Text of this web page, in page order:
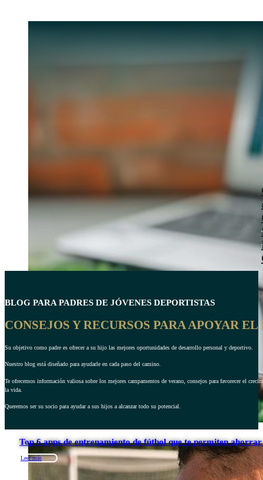
BLOG PARA PADRES DE JÓVENES DEPORTISTAS
CONSEJOS Y RECURSOS PARA APOYAR
Su objetivo como padre es ofrecer a su hijo las mejores oportunidades de desarrollo personal y deportivo.
Nuestro blog está diseñado para ayudarle en cada paso del camino.
Te ofrecemos información valiosa sobre los mejores campamentos de verano, consejos para favorecer el
la vida.
Queremos ser su socio para ayudar a sus hijos a alcanzar todo su potencial.
Top 6 apps de entrenamiento de fútbol que te permiten
Leer más